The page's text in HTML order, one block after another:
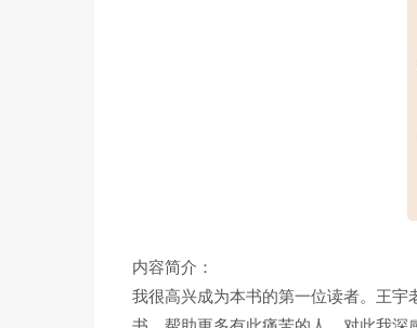
内容简介：
我很高兴成为本书的第一位读者。王